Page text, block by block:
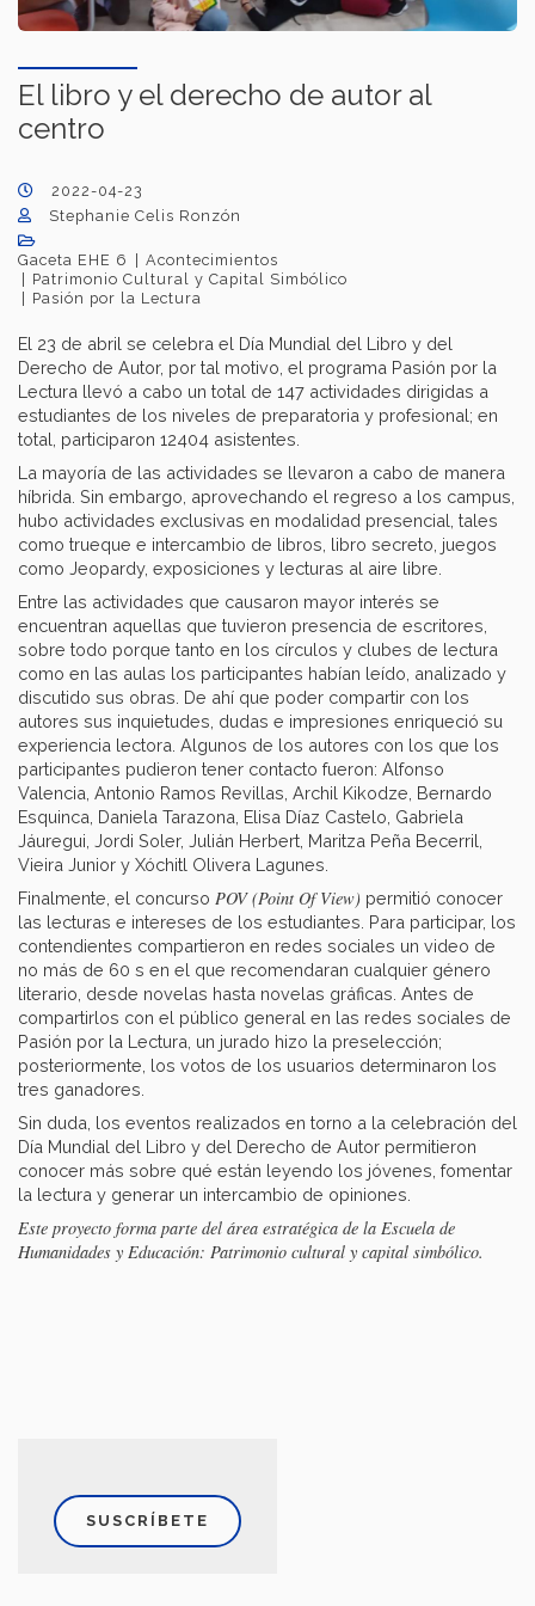
El libro y el derecho de autor al
centro
2022-04-23
Stephanie Celis Ronzón
Gaceta EHE 6
Acontecimientos
Patrimonio Cultural y Capital Simbólico
Pasión por la Lectura
El 23 de abril se celebra el Día Mundial del Libro y del
Derecho de Autor, por tal motivo, el programa Pasión por la
Lectura llevó a cabo un total de 147 actividades dirigidas a
estudiantes de los niveles de preparatoria y profesional; en
total, participaron 12404 asistentes.
La mayoría de las actividades se llevaron a cabo de manera
híbrida. Sin embargo, aprovechando el regreso a los campus,
hubo actividades exclusivas en modalidad presencial, tales
como trueque e intercambio de libros, libro secreto, juegos
como Jeopardy, exposiciones y lecturas al aire libre.
Entre las actividades que causaron mayor interés se
encuentran aquellas que tuvieron presencia de escritores,
sobre todo porque tanto en los círculos y clubes de lectura
como en las aulas los participantes habían leído, analizado y
discutido sus obras. De ahí que poder compartir con los
autores sus inquietudes, dudas e impresiones enriqueció su
experiencia lectora. Algunos de los autores con los que los
participantes pudieron tener contacto fueron: Alfonso
Valencia, Antonio Ramos Revillas, Archil Kikodze, Bernardo
Esquinca, Daniela Tarazona, Elisa Díaz Castelo, Gabriela
Jáuregui, Jordi Soler, Julián Herbert, Maritza Peña Becerril,
Vieira Junior y Xóchitl Olivera Lagunes.
Finalmente, el concurso POV (Point Of View) permitió conocer
las lecturas e intereses de los estudiantes. Para participar, los
contendientes compartieron en redes sociales un video de
no más de 60 s en el que recomendaran cualquier género
literario, desde novelas hasta novelas gráficas. Antes de
compartirlos con el público general en las redes sociales de
Pasión por la Lectura, un jurado hizo la preselección;
posteriormente, los votos de los usuarios determinaron los
tres ganadores.
Sin duda, los eventos realizados en torno a la celebración del
Día Mundial del Libro y del Derecho de Autor permitieron
conocer más sobre qué están leyendo los jóvenes, fomentar
la lectura y generar un intercambio de opiniones.
Este proyecto forma parte del área estratégica de la Escuela de
Humanidades y Educación: Patrimonio cultural y capital simbólico.
SUSCRÍBETE